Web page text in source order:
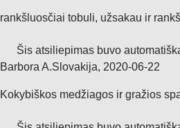
rankšluosčiai tobuli, užsakau ir
Šis atsiliepimas buvo
Barbora A.Slovakija, 2020‑06‑22
Kokybiškos medžiagos ir gražios